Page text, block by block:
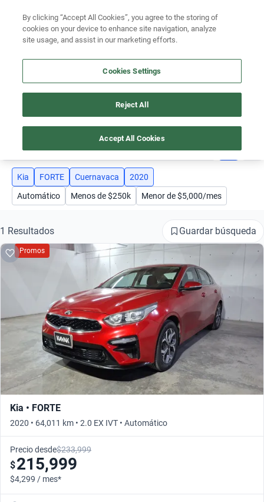
Ubicación
Encuentra el auto ideal para tu presupuesto
Simular plan a meses
AUTOS KIA FORTE AÑO 2020 CUERNAVACA
Busca por modelo
Busca por versión
Busca por año
Busca por marca
Busca por modelo
Busca por año
Kia FORTE Cuernavaca
2020
Automático
Menos de $250k Menor de $5,000/mes
1 Resultados Guardar búsqueda
Promos
Kia • FORTE
2020 • 64,011 km • 2.0 EX IVT • Automático
Precio desde$233,999
$215,999
$4,299 / mes*
By clicking “Accept All Cookies”, you agree to the storing of
cookies on your device to enhance site navigation, analyze
site usage, and assist in our marketing efforts.
Cookies Settings
Reject All
Accept All Cookies